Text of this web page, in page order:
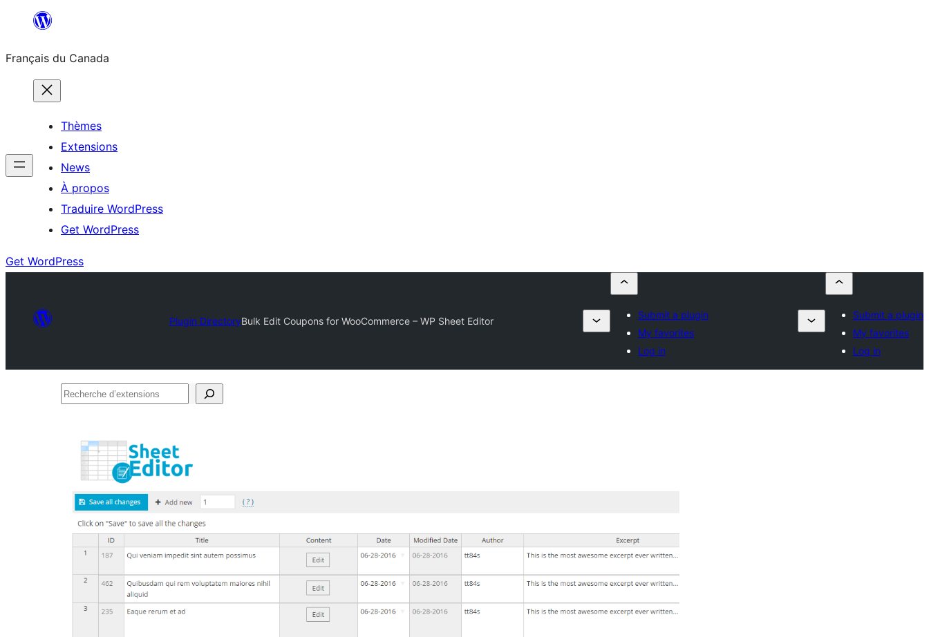
contenu
Français du Canada
Thèmes
Extensions
News
À propos
Traduire WordPress
Get WordPress
Get WordPress
Plugin DirectoryBulk Edit Coupons for WooCommerce – WP Sheet Editor
Submit a plugin
My favorites
Log in
Submit a plugin
My favorites
Log in
Recherche